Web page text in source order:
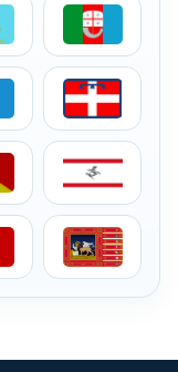
Emilia-Romagna
per aziende in
di traduzione per
Servizi di
in Lombardia
per aziende nelle
di traduzione per
Servizi di
in Puglia
per aziende in
di traduzione per
Servizi di
in Trentino-Alto
per aziende in
di traduzione per
Servizi di